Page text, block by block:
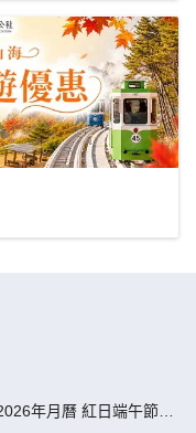
年月曆 紅日端午節請